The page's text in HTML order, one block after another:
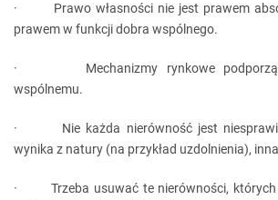
· Prawo własności nie jest prawem
prawem w funkcji dobra wspólnego.
· Mechanizmy rynkowe
wspólnemu.
· Nie każda nierówność jest
wynika z natury (na przykład uzdolnienia),
· Trzeba usuwać te nierówności, których